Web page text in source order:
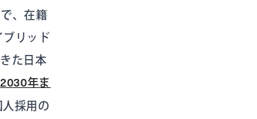
、在籍
リッド
た日本
2030年ま
採用の